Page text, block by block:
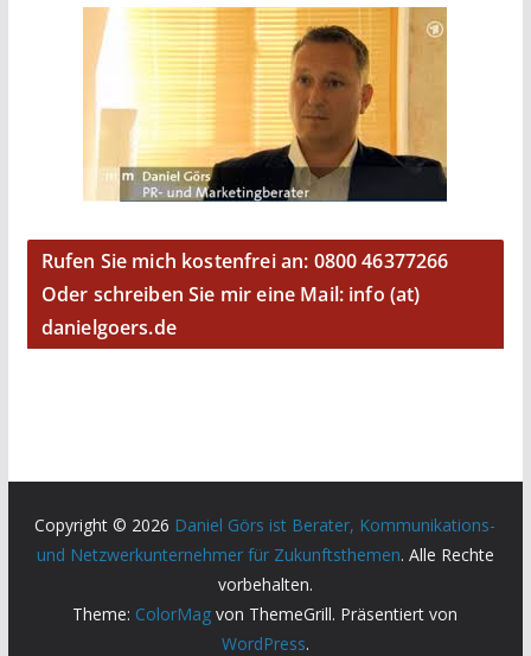
Rufen Sie mich kostenfrei an: 0800 46377266
Oder schreiben Sie mir eine Mail: info (at)
danielgoers.de
Copyright © 2026 Daniel Görs ist Berater, Kommunikations-
und Netzwerkunternehmer für Zukunftsthemen. Alle Rechte
vorbehalten.
Theme: ColorMag von ThemeGrill. Präsentiert von
WordPress.